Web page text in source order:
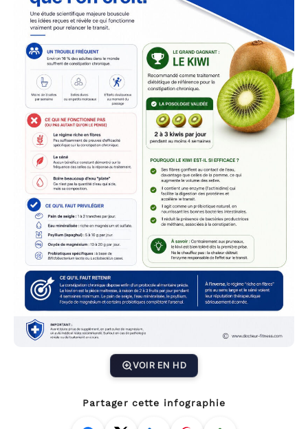
VOIR EN HD
Partager cette infographie